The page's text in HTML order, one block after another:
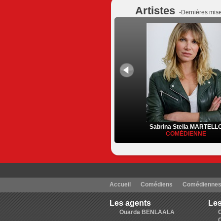
Artistes -Dernières
Sabrina Stella
COMÉDIENNE
Accueil Comédiens Comédiennes
Les agents
Ouarda BENLAALA